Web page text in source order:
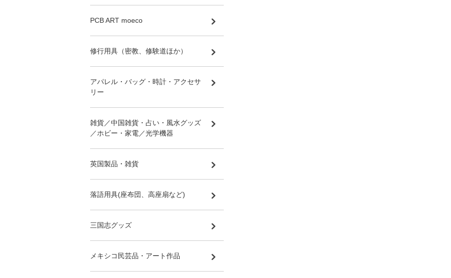
PCB ART moeco
修行用具（密教、修験道ほか）
アパレル・バッグ・時計・アクセサ
リー
雑貨／中国雑貨・占い・風水グッズ
／ホビー・家電／光学機器
英国製品・雑貨
落語用具(座布団、高座扇など)
三国志グッズ
メキシコ民芸品・アート作品